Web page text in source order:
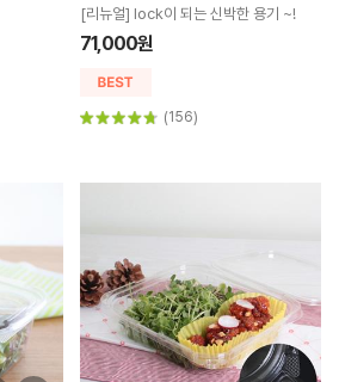
[리뉴얼] lock이 되는 신박한 용기 ~!
71,000원
(156)